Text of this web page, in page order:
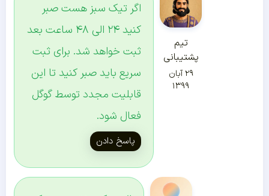
تیم
پشتیبانی
۲۹ آبان
۱۳۹۹
اگر تیک سبز هست صبر
کنید ۲۴ الی ۴۸ ساعت بعد
ثبت خواهد شد. برای ثبت
سریع باید صبر کنید تا این
قابلیت مجدد توسط گوگل
فعال شود.
پاسخ دادن